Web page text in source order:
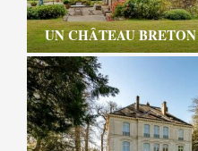
UN CHÂTEAU